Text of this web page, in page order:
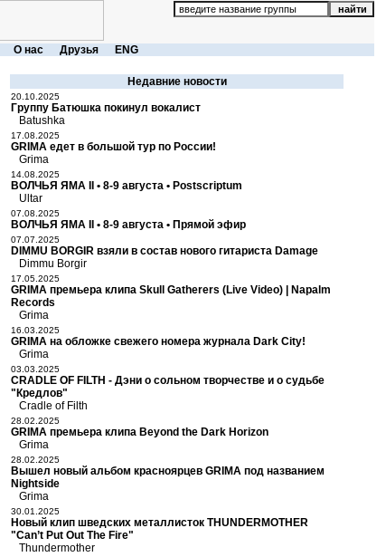
О нас Друзья ENG
Недавние новости
20.10.2025
Группу Батюшка покинул вокалист
Batushka
17.08.2025
GRIMA едет в большой тур по России!
Grima
14.08.2025
ВОЛЧЬЯ ЯМА II • 8-9 августа • Postscriptum
Ultar
07.08.2025
ВОЛЧЬЯ ЯМА II • 8-9 августа • Прямой эфир
07.07.2025
DIMMU BORGIR взяли в состав нового гитариста Damage
Dimmu Borgir
17.05.2025
GRIMA премьера клипа Skull Gatherers (Live Video) | Napalm
Records
Grima
16.03.2025
GRIMA на обложке свежего номера журнала Dark City!
Grima
03.03.2025
CRADLE OF FILTH - Дэни о сольном творчестве и о судьбе
"Кредлов"
Cradle of Filth
28.02.2025
GRIMA премьера клипа Beyond the Dark Horizon
Grima
28.02.2025
Вышел новый альбом красноярцев GRIMA под названием
Nightside
Grima
30.01.2025
Новый клип шведских металлисток THUNDERMOTHER
"Can’t Put Out The Fire"
Thundermother